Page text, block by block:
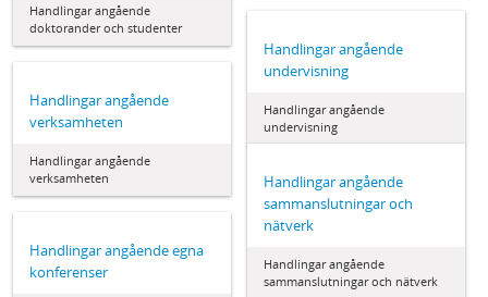
Handlingar angående
doktorander och studenter
Handlingar angående
undervisning
Handlingar angående
undervisning
Handlingar angående
verksamheten
Handlingar angående
verksamheten
Handlingar angående
sammanslutningar och
nätverk
Handlingar angående
sammanslutningar och nätverk
Handlingar angående egna
konferenser